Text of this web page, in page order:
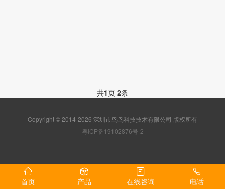
共1页 2条
Copyright © 2014-2026 深圳市鸟鸟科技技术有限公司 版权所有
粤ICP备19102876号-2
首页 产品 在线咨询 电话